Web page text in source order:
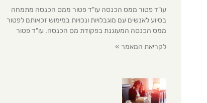
עו"ד פטור ממס הכנסה עו"ד פטור ממס הכנסה מתמחה
בסיוע לאנשים עם מוגבלויות ונכויות במימוש זכאותם לפטור
ממס הכנסה המעוגנת בפקודת מס הכנסה. עו"ד פטור
לקריאת המאמר »